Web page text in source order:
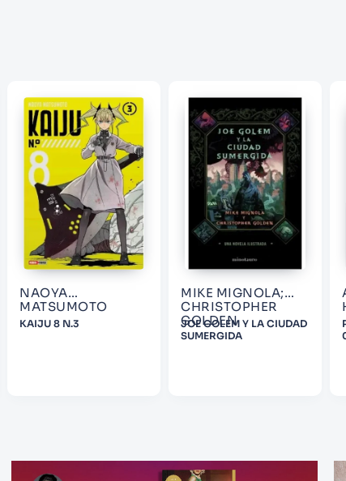
NAOYA
MATSUMOTO
KAIJU 8 N.3
MIKE MIGNOLA;
CHRISTOPHER
GOLDEN
JOE GOLEM Y LA CIUDAD
SUMERGIDA